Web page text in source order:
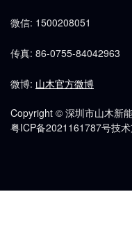
微信: 1500208051
传真: 86-0755-84042963
微博: 山木官方微博
Copyright © 深圳市山木新
粤ICP备2021161787号技